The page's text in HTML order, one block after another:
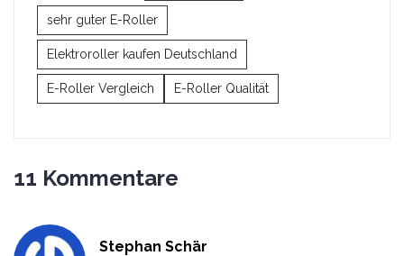
sehr guter E-Roller
Elektroroller kaufen Deutschland
E-Roller Vergleich E-Roller Qualität
11 Kommentare
Stephan Schär